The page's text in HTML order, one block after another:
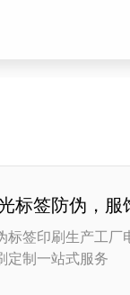
标签印刷生产工厂
定制一站式服务